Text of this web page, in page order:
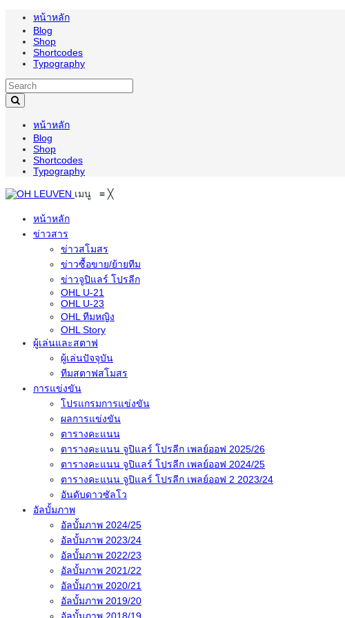
หน้าหลัก
Blog
Shop
Shortcodes
Typography
หน้าหลัก
Blog
Shop
Shortcodes
Typography
เมนู ≡ ╳
หน้าหลัก
ข่าวสาร
ข่าวสโมสร
ข่าวซื้อขาย/ย้ายทีม
ข่าวจูปิแลร์ โปรลีก
OHL U-21
OHL U-23
OHL ทีมหญิง
OHL Story
ผู้เล่นและสตาฟ
ผู้เล่นปัจจุบัน
ทีมสตาฟสโมสร
การแข่งขัน
โปรแกรมการแข่งขัน
ผลการแข่งขัน
ตารางคะแนน
ตารางคะแนน จูปิแลร์ โปรลีก เพลย์ออฟ 2025/26
ตารางคะแนน จูปิแลร์ โปรลีก เพลย์ออฟ 2024/25
ตารางคะแนน จูปิแลร์ โปรลีก เพลย์ออฟ 2 2023/24
อันดับดาวซัลโว
อัลบั้มภาพ
อัลบั้มภาพ 2024/25
อัลบั้มภาพ 2023/24
อัลบั้มภาพ 2022/23
อัลบั้มภาพ 2021/22
อัลบั้มภาพ 2020/21
อัลบั้มภาพ 2019/20